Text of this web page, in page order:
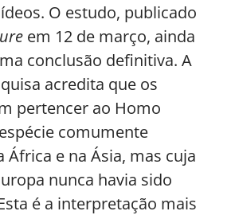
O estudo, publicado
em 12 de março, ainda
conclusão definitiva. A
acredita que os
pertencer ao Homo
comumente
África e na Ásia, mas cuja
nunca havia sido
é a interpretação mais